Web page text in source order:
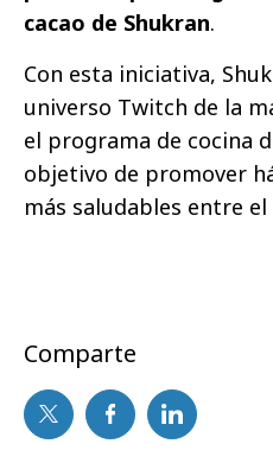
cacao de Shukran.
Con esta iniciativa,
universo Twitch de la
el programa de cocina
objetivo de promover
más saludables entre
Comparte